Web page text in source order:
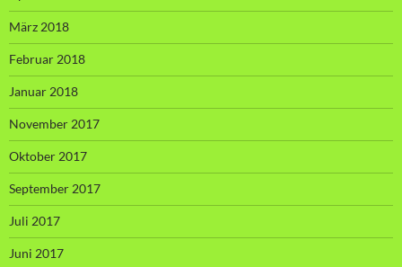
März 2018
Februar 2018
Januar 2018
November 2017
Oktober 2017
September 2017
Juli 2017
Juni 2017